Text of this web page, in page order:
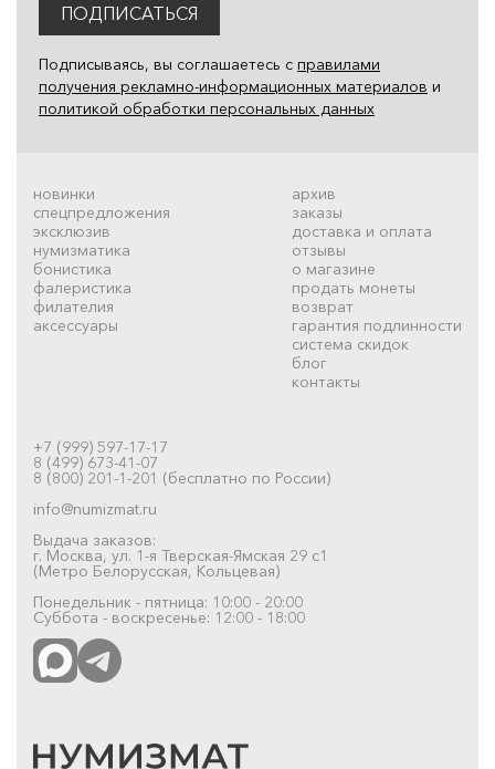
ПОДПИСАТЬСЯ
Подписываясь, вы соглашаетесь с правилами
получения рекламно-информационных материалов и
политикой обработки персональных данных
новинки
спецпредложения
эксклюзив
нумизматика
бонистика
фалеристика
филателия
аксессуары
архив
заказы
доставка и оплата
отзывы
о магазине
продать монеты
возврат
гарантия подлинности
система скидок
блог
контакты
+7 (999) 597-17-17
8 (499) 673-41-07
8 (800) 201-1-201 (бесплатно по России)
info@numizmat.ru
Выдача заказов:
г. Москва, ул. 1-я Тверская-Ямская 29 с1
(Метро Белорусская, Кольцевая)
Понедельник - пятница: 10:00 - 20:00
Суббота - воскресенье: 12:00 - 18:00